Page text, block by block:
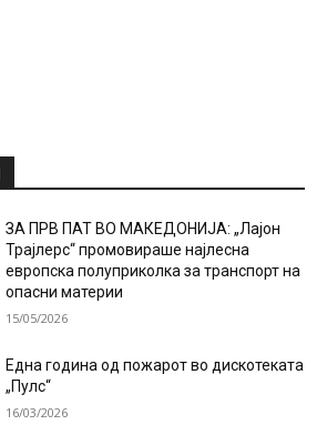
ЗА ПРВ ПАТ ВО МАКЕДОНИЈА: „Лајон
Трајлерс“ промовираше најлесна
европска полуприколка за транспорт на
опасни материи
15/05/2026
Една година од пожарот во дискотеката
„Пулс“
16/03/2026